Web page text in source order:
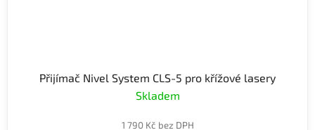
Přijímač Nivel System CLS-5 pro křížové lasery
Skladem
1 790 Kč bez DPH